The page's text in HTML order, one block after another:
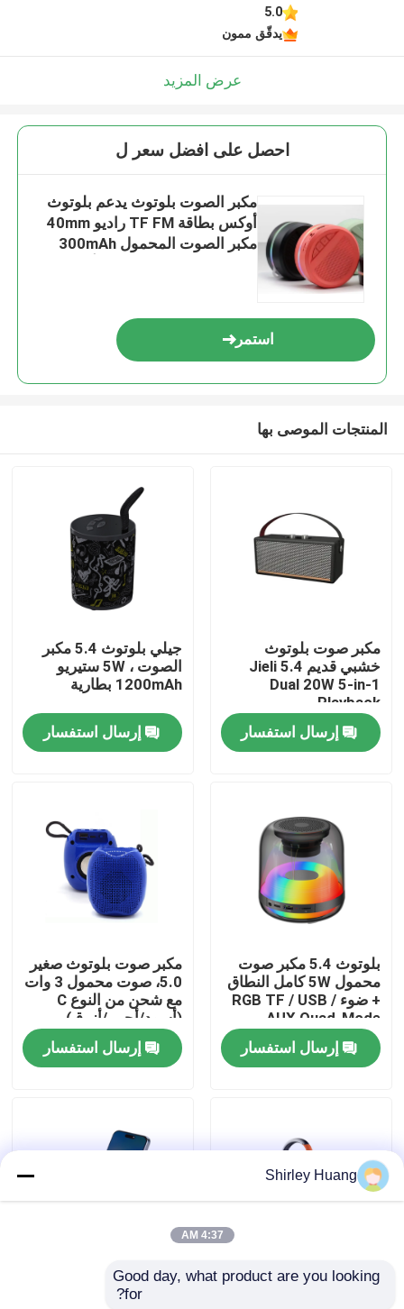
المنتجات
حولنا
جولة في المصنع
مراقبة الجودة
اتصل بنا
القضايا
5.0
يدقّق ممون
عرض المزيد
احصل على افضل سعر ل
مكبر الصوت بلوتوث يدعم بلوتوث
أوكس بطاقة TF FM راديو 40mm
مكبر الصوت المحمول 300mAh
استمر
المنتجات الموصى بها
مكبر صوت بلوتوث
خشبي قديم Jieli 5.4
Dual 20W 5-in-1
Playback
إرسال استفسار
جيلي بلوتوث 5.4 مكبر
الصوت ، 5W ستيريو
1200mAh بطارية
إرسال استفسار
بلوتوث 5.4 مكبر صوت
محمول 5W كامل النطاق
+ ضوء RGB TF / USB /
AUX Quad-Mode
إرسال استفسار
مكبر صوت بلوتوث صغير
5.0، صوت محمول 3 وات
مع شحن من النوع C
(أسود/أحمر/أزرق)
إرسال استفسار
5W BT5.4 مكبر صوت
سماعة بلوتوث مع شاحن
لاسلكي 15 وات، 3 ألوان
Shirley Huang
4:37 AM
Good day, what product are you looking
for?